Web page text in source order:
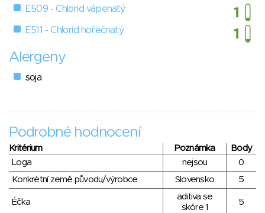
E509 - Chlorid vápenatý
E511 - Chlorid hořečnatý
Alergeny
soja
Podrobné hodnocení
Kritérium Poznámka
Body
Loga
nejsou
0
Konkrétní země původu/výrobce
Slovensko 5
Éčka
aditiva se
skóre 1
5